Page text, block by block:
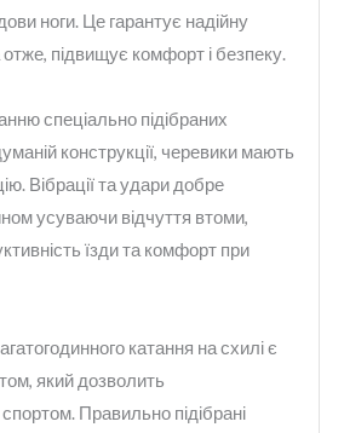
ноги. Це гарантує надійну
отже, підвищує комфорт і безпеку.
спеціально підібраних
конструкції, черевики мають
Вібрації та удари добре
усуваючи відчуття втоми,
їзди та комфорт при
катання на схилі є
який дозволить
Правильно підібрані